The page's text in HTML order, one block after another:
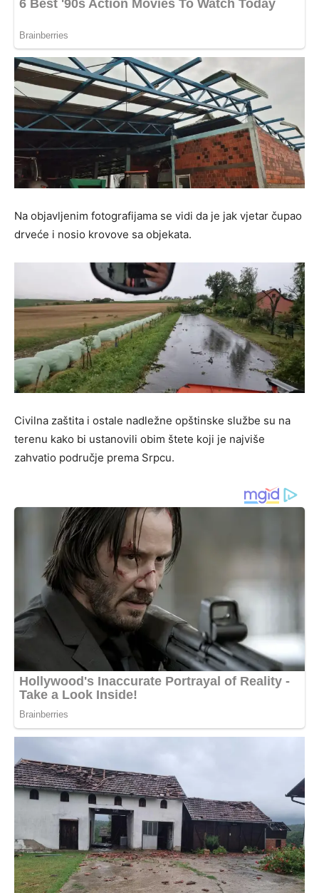
Na objavljenim fotografijama se vidi da je jak vjetar čupao
drveće i nosio krovove sa objekata.
Civilna zaštita i ostale nadležne opštinske službe su na
terenu kako bi ustanovili obim štete koji je najviše
zahvatio područje prema Srpcu.